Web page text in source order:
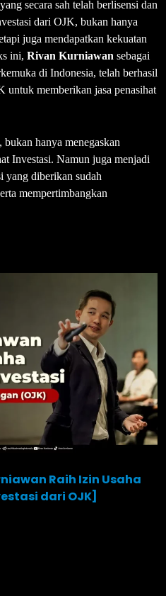
secara sah telah berlisensi dan
dari OJK, bukan hanya
juga mendapatkan kekuatan
ini, Rivan Kurniawan sebagai
di Indonesia, telah berhasil
untuk memberikan jasa penasihat
hanya menegaskan
Investasi. Namun juga menjadi
yang diberikan sudah
mempertimbangkan
Raih Izin Usaha
dari OJK]